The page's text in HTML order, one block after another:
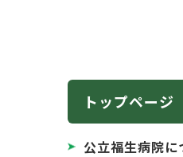
トップページ
公立福生病院に